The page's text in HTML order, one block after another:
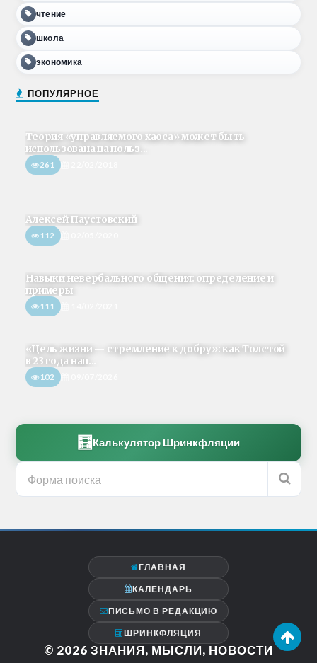
чтение
школа
экономика
ПОПУЛЯРНОЕ
Теория «управляемого хаоса» может быть
использована на польз...
261
Алексей Паустовский
112
Навыки невербального общения: определение и
примеры
111
«Цель жизни — стремление к добру»: как Толстой
в 23 года нап...
102
🧮 Калькулятор Шринкфляции
ГЛАВНАЯ
КАЛЕНДАРЬ
ПИСЬМО В РЕДАКЦИЮ
ШРИНКФЛЯЦИЯ
© 2026 ЗНАНИЯ, МЫСЛИ, НОВОСТИ